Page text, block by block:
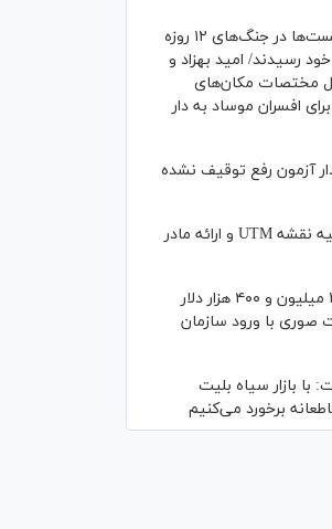
۲ عامل مهم صهیونیست‌ها در جنگ‌های ۱۲ روزه
خود رسیدند/ امید بهزاد و
مختصات مکان‌های
افسران موساد به دار
آزمون رفع توقیف نشده
جزئیات ثبت ادعا، تهیه نقشه UTM و ارائه مادر
جلوگیری از پرداخت ۳ میلیون و ۴۰۰ هزار دلار
با ورود سازمان
با بازار سیاه بلیت
برخورد می‌کنیم